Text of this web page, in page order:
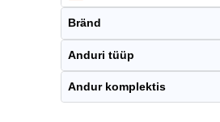
Bränd
Anduri tüüp
Andur komplektis